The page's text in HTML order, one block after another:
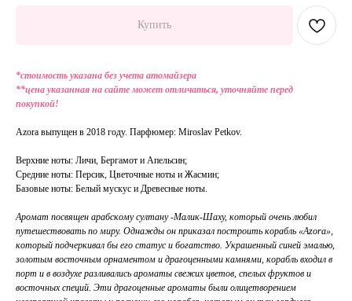
Купить
*стоимость указана без учета атомайзера
**цена указанная на сайте может отличаться, уточняйте перед
покупкой!
Azora выпущен в 2018 году. Парфюмер: Miroslav Petkov.
Верхние ноты: Личи, Бергамот и Апельсин;
Средние ноты: Персик, Цветочные ноты и Жасмин;
Базовые ноты: Белый мускус и Древесные ноты.
Аромат посвящен арабскому султану -Малик-Шаху, который очень любил
путешествовать по миру. Однажды он приказал построить корабль «Azora»,
который подчеркивал бы его статус и богатство. Украшенный синей эмалью,
золотым восточным орнаментом и драгоценными камнями, корабль входил в
порт и в воздухе разливались ароматы свежих цветов, спелых фруктов и
восточных специй. Эти драгоценные ароматы были олицетворением